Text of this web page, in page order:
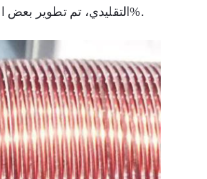
التقليدي، تم تطوير بعض المحركات عالية الكفاءة مع زيادة استخدام اللفات النحاسية بنسبة 25-100%.